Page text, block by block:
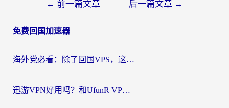
导
← 前一篇文章 后一篇文章 →
免费回国加速器
海外党必看：除了回国VPS，这样选加速器也能无缝刷国内资源？
迅游VPN好用吗？和UfunR VPN对比哪个回国效果更好？海外党亲测避坑指南